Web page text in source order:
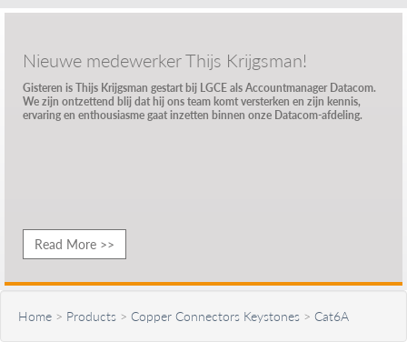
Nieuwe medewerker Thijs Krijgsman!
Gisteren is Thijs Krijgsman gestart bij LGCE als Accountmanager Datacom.
We zijn ontzettend blij dat hij ons team komt versterken en zijn kennis,
ervaring en enthousiasme gaat inzetten binnen onze Datacom-afdeling.
Read More >>
Home > Products > Copper Connectors Keystones > Cat6A